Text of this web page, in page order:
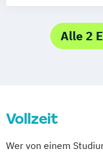
Alle 2
Vollzeit
Wer von einem